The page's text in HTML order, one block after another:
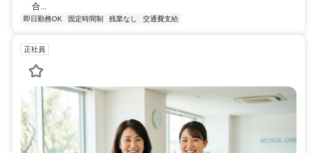
合...
即日勤務OK 固定時間制 残業なし 交通費支給
正社員